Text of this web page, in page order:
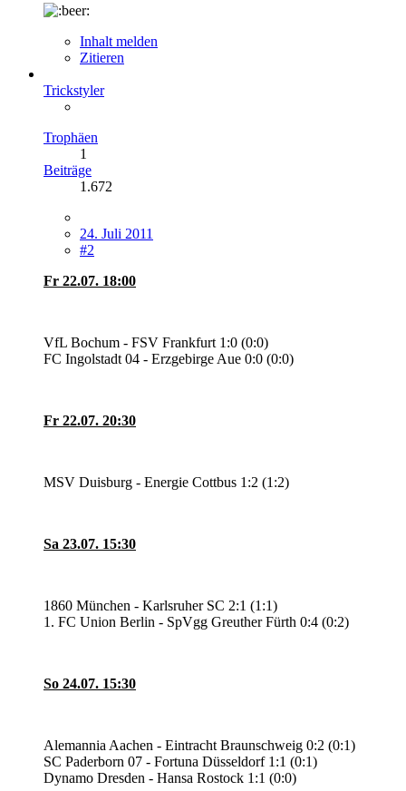
Inhalt melden
Zitieren
Trickstyler
Trophäen
1
Beiträge
1.672
24. Juli 2011
#2
Fr 22.07. 18:00
VfL Bochum - FSV Frankfurt 1:0 (0:0)
FC Ingolstadt 04 - Erzgebirge Aue 0:0 (0:0)
Fr 22.07. 20:30
MSV Duisburg - Energie Cottbus 1:2 (1:2)
Sa 23.07. 15:30
1860 München - Karlsruher SC 2:1 (1:1)
1. FC Union Berlin - SpVgg Greuther Fürth 0:4 (0:2)
So 24.07. 15:30
Alemannia Aachen - Eintracht Braunschweig 0:2 (0:1)
SC Paderborn 07 - Fortuna Düsseldorf 1:1 (0:1)
Dynamo Dresden - Hansa Rostock 1:1 (0:0)